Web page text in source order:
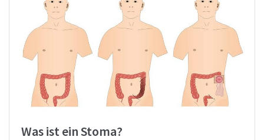
Was ist ein Stoma?